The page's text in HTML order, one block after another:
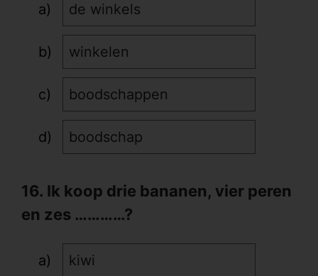
de winkels
winkelen
boodschappen
boodschap
16. Ik koop drie bananen, vier peren
en zes …………?
kiwi